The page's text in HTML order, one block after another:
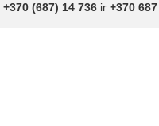
+370 (687) 14 736 ir +370